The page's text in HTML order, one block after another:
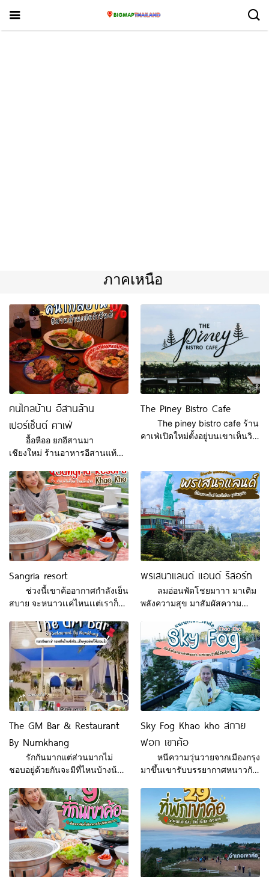
ภาคเหนือ
คนไกลบ้าน อีสานล้าน
เปอร์เซ็นต์ คาเฟ่
อื้อหืออ ยกอีสานมา
เชียงใหม่ ร้านอาหารอีสานแท้ทั้ง
ที่ไหน อร่อยรสชาติจัดจ้านมาก
พร้อมกับเมนูสุดจี๊ด ซอยจุ๊ , ก้อย
ไข่มดแดง,แกงผักหวานใส่ไข่
มดแดง และเมนูอีสานอีกมาย ที่นี่
เชียงใหม่ คนไกลบ้าน อีสานล้าน
เปอร์เซ็นต์ Khonkailbaan Isaan
Laan Percent สุดๆกันไปเลย
วัน 12.00-4.00 FB :
https://www.facebook.com/Khonklaibaancafe?
mibext
The Piney Bistro Cafe
The piney bistro cafe ร้าน
คาเฟ่เปิดใหม่ตั้งอยู่บนเขาเห็นวิว
เฟอร์นิเจอร์ มีมุมถ่ายรูปสวยๆ
มากมาย มีเครื่องดื่มและของ
หวานหลากหลาย เช่น มอคค่าปั่น
ชาเขียวลาเต้ Chocolate Mint
เป็นต้น นอกจากนี้ยังมีอาหารรส
เลิศถูกปากแน่นอนสไตล์ฝรั่ง เช่น
ขาหมูเยอรมัน สเต็กหมูพอร์คชอพ
พล่าซัลมอน และอีกมากมาย ที่
สำคัญไฮไลต์ของทางร้านคือ
บริเวณระเบียง เห็นวิวด้านหลัง
วัดพระธาต
Sangria resort
ช่วงนี้เขาค้ออากาศกำลังเย็น
สบาย จะหนาวเเค่ไหนเเต่เราก็ไม่
ที่พักที่เขาค้อเพชรบูรณ์ ที่
Sangria Resort นี่ต้องอวยยศให้
เขาเลยค่ะ นอกจากจะเป็นที่พักที่
ไว้สำหรับพักผ่อนหย่อนใจ พักกาย
เเล้ว ยังเป็นคาเฟ่ที่มีที่ถ่ายรูป
หลากหลายมุมให้เลือกถ่ายตามใจ
เลยก็ว่าได้ บรรยากาศดี มีอ่างกุช
มีบุฟเฟ่ต์สุดพรีเมี่ยม เนื้อวัวนุ่ม
เนื้อหมูอร่อย น้ำจิ้มรสเด็ด
พรเสนาแลนด์ แอนด์ รีสอร์ท
ลมอ่อนพัดโชยมาาา มาเติม
พลังความสุข มาสัมผัสความ
อีกครั้งนะคะ สัมผัสกับธรรมชาติ
ในช่วงฤดูหนาวที่กำลังเข้ามาเเบ
บนี้ เเบกเป้ขึ้นเขาดีกว่า ที่พัก
ตกเเต่งได้หลากหลายสไตล์สีสัน
สะดุดตาชวนมองเเละน่าพักเป็น
อย่างมาก วันหยุดใกล้เข้ามาเเล้ว
อยากมากันเป็นครอบครัวเเสนอบ
เพื่อนที่สนิทสนมกันมานาน ก็
มีเเต่ความสนุก Happy เเละอบ
อุ่นอย่างเเน่นอน พร
The GM Bar & Restaurant
By Numkhang
รักกันมากแต่ส่วนมากไม่
ชอบอยู่ด้วยกันจะมีที่ไหนบ้างน้า
ในที่เดียวแบบจบ นี่เลยบิ๊กแมพขอ
เสนอ 𝐓𝐡𝐞 𝐆𝐌 𝐁𝐚𝐫 & 𝐑𝐞𝐬𝐭𝐚𝐮𝐫𝐚𝐧𝐭
𝐁𝐲 𝐍𝐮𝐦𝐤𝐡𝐚𝐧𝐠 ใครกำลังมองหา
ร้านคาเฟ่สไตล์มินิมอล มินิใจ
โทนขาวสบายตา มุมถ่ายรูปฟิล
เหมือนอยู่เมืองนอกเข้ากับอากาศ
หนาวลมเย็นๆ มีเครื่องดื่มหลาก
Sky Fog Khao kho สกาย
ฟอก เขาค้อ
หนีความวุ่นวายจากเมืองกรุง
มาขึ้นเขารับบรรยากาศหนาวกัน
มั้ยคะ ผ่านปีใหม่มาไม่กี่วันเพื่อนๆ
มีใครยังอยากเที่ยวอยากพักผ่อน
กันต่อมั้ยเอ่ยย บิ๊กเเมพชวนขึ้น
เขาค้อทั้งทีก็ต้องมีที่พักดีๆ บริการ
ดีมาเเนะนำอยู่เเล้ว ที่นี่เป็นที่พัก
โดมขนาดใหญ่ รอบๆเป็นภูเขาสี
เขียวชะอุ่ม มีพื้นที่ให้นั่งกินหมูกะ